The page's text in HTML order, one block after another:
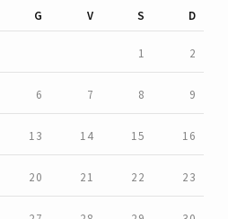
G V S D
1 2
6 7 8 9
13 14 15 16
20 21 22 23